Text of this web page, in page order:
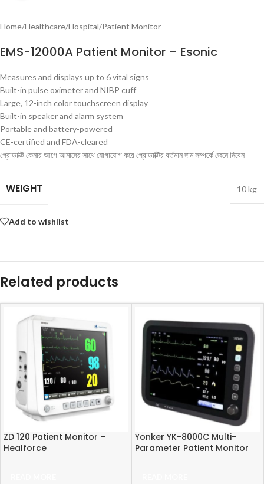
Home/Healthcare/Hospital/Patient Monitor
EMS-12000A Patient Monitor – Esonic
Measures and displays up to 6 vital signs
Built-in pulse oximeter and NIBP cuff
Large, 12-inch color touchscreen display
Built-in speaker and alarm system
Portable and battery-powered
CE-certified and FDA-cleared
প্রোডাক্টি কেনার আগে আমাদের সাথে যোগাযোগ করে প্রোডাক্টির বর্তমান দাম সম্পর্কে জেনে নিবেন
WEIGHT 10 kg
Add to wishlist
Related products
ZD 120 Patient Monitor –
Healforce
Yonker YK-8000C Multi-
Parameter Patient Monitor